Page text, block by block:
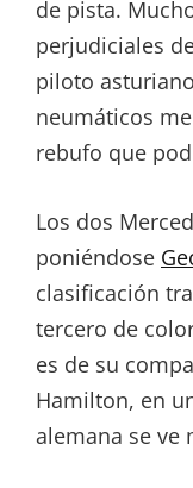
de pista.
perjudiciales
piloto
neumáticos
rebufo que
Los dos
poniéndose
clasificación
tercero de
es de su
Hamilton, en
alemana se ve